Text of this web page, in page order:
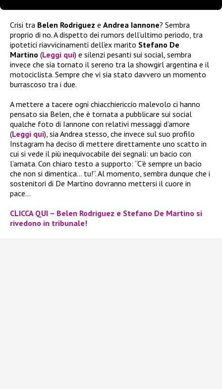
Crisi tra Belen Rodriguez e Andrea Iannone? Sembra
proprio di no. A dispetto dei rumors dell’ultimo periodo, tra
ipotetici riavvicinamenti dell’ex marito Stefano De
Martino (Leggi qui) e silenzi pesanti sui social, sembra
invece che sia tornato il sereno tra la showgirl argentina e il
motociclista. Sempre che vi sia stato davvero un momento
burrascoso tra i due.
A mettere a tacere ogni chiacchiericcio malevolo ci hanno
pensato sia Belen, che è tornata a pubblicare sui social
qualche foto di Iannone con relativi messaggi d’amore
(Leggi qui), sia Andrea stesso, che invece sul suo profilo
Instagram ha deciso di mettere direttamente uno scatto in
cui si vede il più inequivocabile dei segnali: un bacio con
l’amata. Con chiaro testo a supporto: “C’è sempre un bacio
che non si dimentica… tu!”. Al momento, sembra dunque che i
sostenitori di De Martino dovranno mettersi il cuore in
pace…
CLICCA QUI – Belen Rodriguez e Stefano De Martino si
rivedono in tribunale!